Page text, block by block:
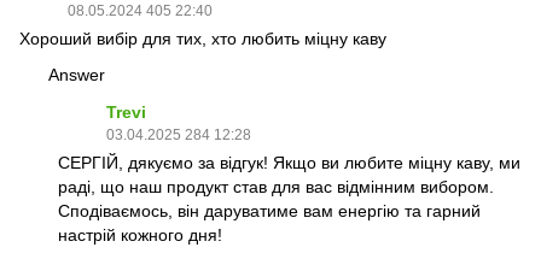
08.05.2024 405 22:40
Хороший вибір для тих, хто любить міцну каву
Answer
Trevi
03.04.2025 284 12:28
СЕРГІЙ, дякуємо за відгук! Якщо ви любите міцну каву, ми
раді, що наш продукт став для вас відмінним вибором.
Сподіваємось, він даруватиме вам енергію та гарний
настрій кожного дня!